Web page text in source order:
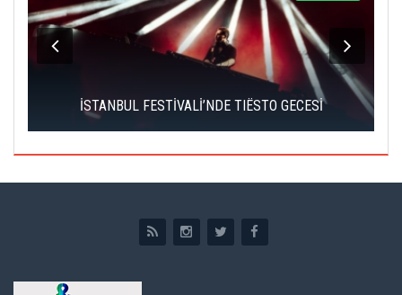
İSTANBUL FESTİVALİ’NDE TIËSTO GECESİ